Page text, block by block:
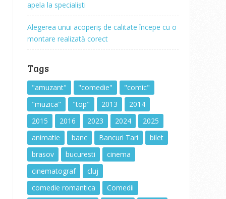
apela la specialiști
Alegerea unui acoperiș de calitate începe cu o
montare realizată corect
Tags
"amuzant" "comedie"
"comic"
"muzica"
"top" 2013
2014
2015
2016 2023 2024
2025
animatie
banc Bancuri Tari
bilet
brasov
bucuresti
cinema
cinematograf
cluj
comedie romantica
Comedii